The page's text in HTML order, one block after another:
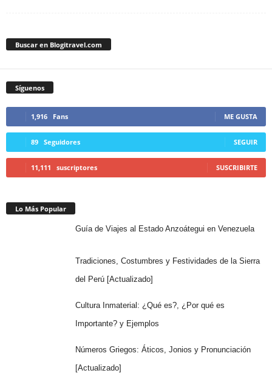
Buscar en Blogitravel.com
Síguenos
1,916 Fans ME GUSTA
89 Seguidores SEGUIR
11,111 suscriptores SUSCRIBIRTE
Lo Más Popular
Guía de Viajes al Estado Anzoátegui en Venezuela
Tradiciones, Costumbres y Festividades de la Sierra
del Perú [Actualizado]
Cultura Inmaterial: ¿Qué es?, ¿Por qué es
Importante? y Ejemplos
Números Griegos: Áticos, Jonios y Pronunciación
[Actualizado]